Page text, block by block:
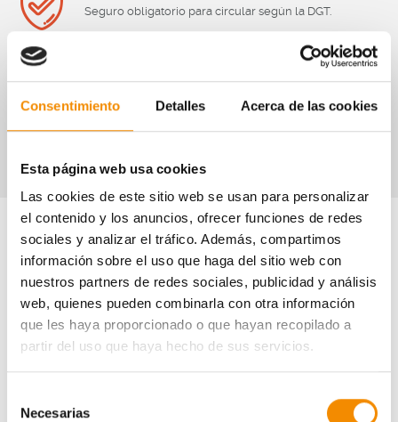
Consentimiento Detalles Acerca de las cookies
Esta página web usa cookies
Las cookies de este sitio web se usan para personalizar
el contenido y los anuncios, ofrecer funciones de redes
sociales y analizar el tráfico. Además, compartimos
información sobre el uso que haga del sitio web con
nuestros partners de redes sociales, publicidad y análisis
web, quienes pueden combinarla con otra información
que les haya proporcionado o que hayan recopilado a
partir del uso que haya hecho de sus servicios.
Necesarias
Seguro obligatorio para circular según la DGT.
Cobertura de las posibles lesiones frente a accidentes.
Te llamamos
mis datos personales conforme a